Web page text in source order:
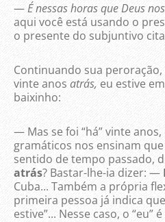
—É nessas horas que Deus
aqui você está usando o
o presente do subjuntivo
Continuando sua
vinte anos atrás, eu estive
baixinho:
— Mas se foi “há” vinte
gramáticos nos ensinam
sentido de tempo passado,
atrás? Bastar-lhe-ia dizer: —
Cuba... Também a própria
primeira pessoa já indica
estive”... Nesse caso, o “eu”